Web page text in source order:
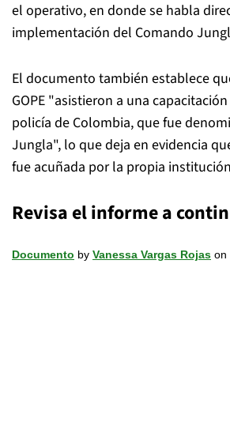
el operativo, en donde se habla
implementación del Comando
El documento también establece
GOPE "asistieron a una
policía de Colombia, que fue
Jungla", lo que deja en evidencia
fue acuñada por la propia
Revisa el informe a
Documento by Vanessa Vargas Rojas on